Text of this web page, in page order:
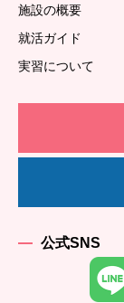
施設の概要
就活ガイド
実習について
公式SNS